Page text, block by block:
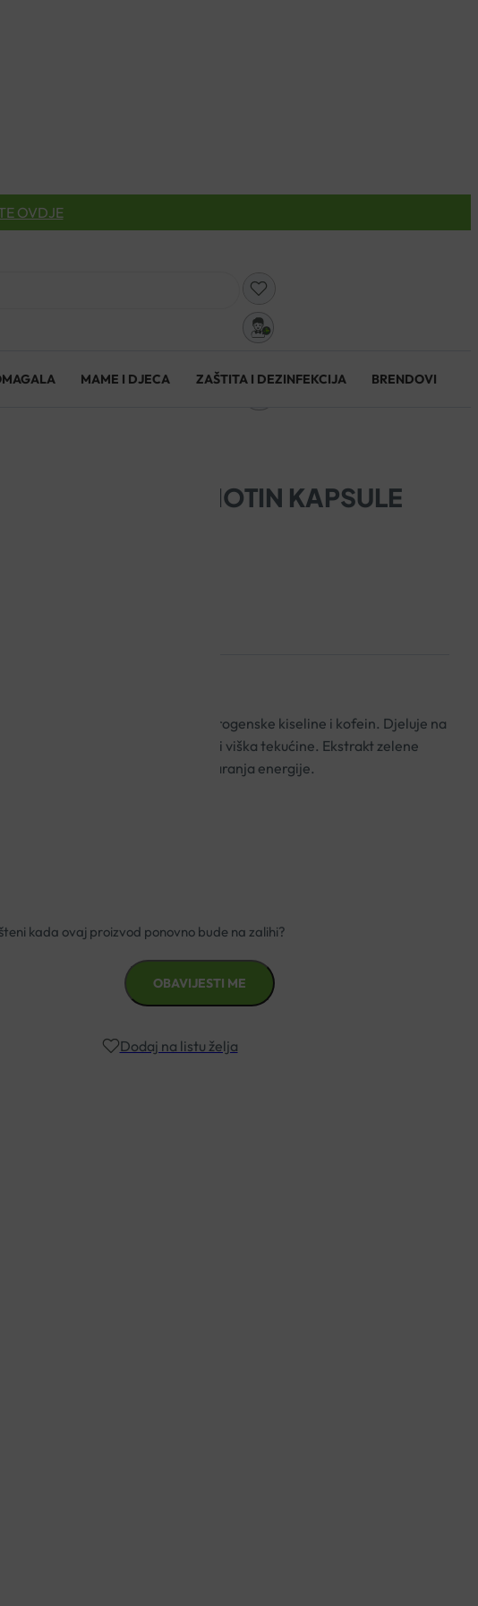
OVDJE
MAME I DJECA ZAŠTITA I DEZINFEKCIJA BRENDOVI
ZELENE KAVE I BIOTIN KAPSULE
kave standardiziran na 50% klorogenske kiseline i kofein. Djeluje na
u tijelu, sprječava apsorpciju masti i viška tekućine. Ekstrakt zelene
normalnom metabolizmu stvaranja energije.
Dodaj na listu želja